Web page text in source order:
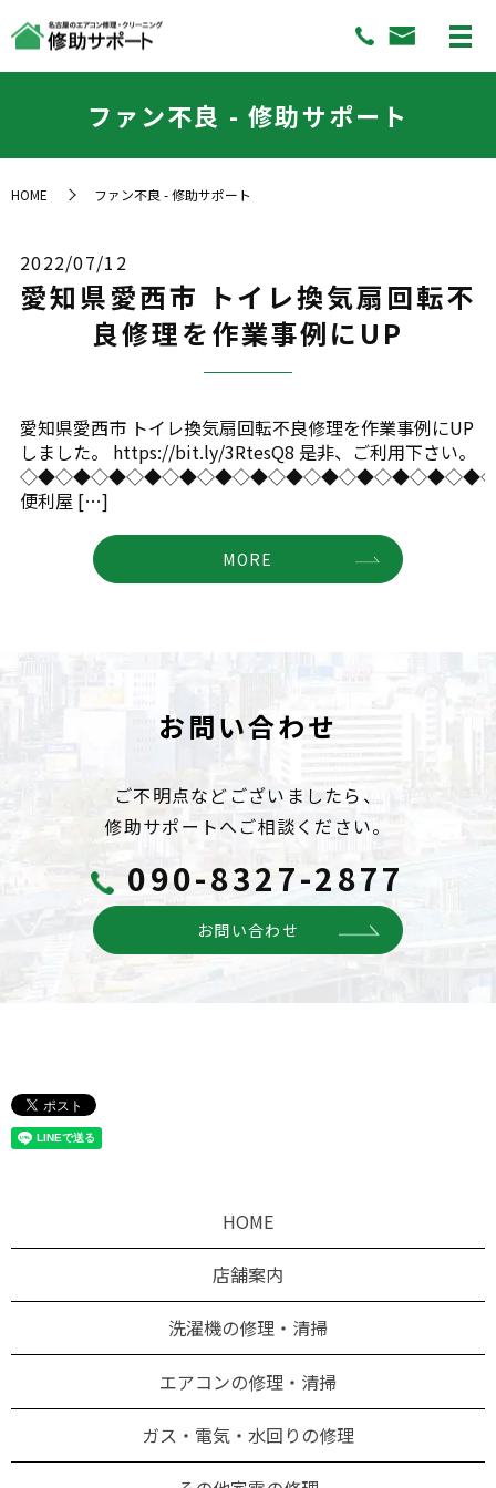
ファン不良 - 修助サポート
HOME ファン不良 - 修助サポート
2022/07/12
愛知県愛西市 トイレ換気扇回転不
良修理を作業事例にUP
愛知県愛西市 トイレ換気扇回転不良修理を作業事例にUP
しました。 https://bit.ly/3RtesQ8 是非、ご利用下さい。
便利屋 […]
MORE
お問い合わせ
ご不明点などございましたら、
修助サポートへご相談ください。
090-8327-2877
お問い合わせ
HOME
店舗案内
洗濯機の修理・清掃
エアコンの修理・清掃
ガス・電気・水回りの修理